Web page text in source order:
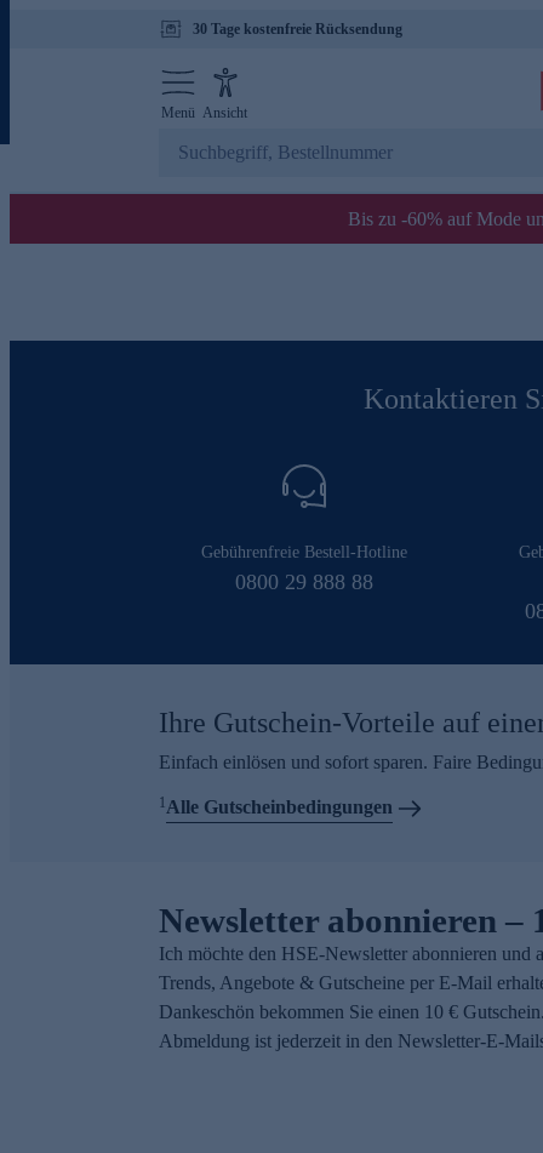
30 Tage kostenfreie Rücksendung
Menü Ansicht
Bis zu -60% auf Mode
Kontaktieren
Gebührenfreie Bestell-Hotline
0800 29 888 88
Ihre Gutschein-Vorteile auf
Einfach einlösen und sofort sparen. Faire
1Alle Gutscheinbedingungen
Newsletter abonnieren –
Ich möchte den HSE-Newsletter abonnieren und
Trends, Angebote & Gutscheine per E-Mail
Dankeschön bekommen Sie einen 10 €
Abmeldung ist jederzeit in den Newsletter-E-